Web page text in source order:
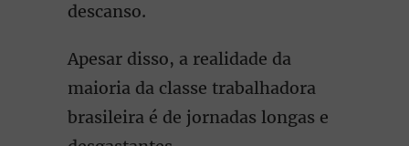
descanso.
Apesar disso, a realidade da
maioria da classe trabalhadora
brasileira é de jornadas longas e